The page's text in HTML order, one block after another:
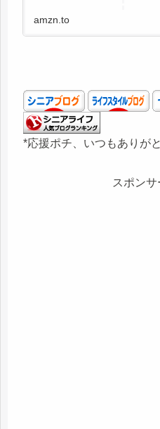
amzn.to
*応援ポチ、いつもありが
スポンサ